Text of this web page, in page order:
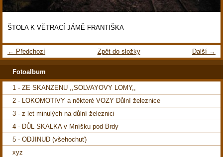
ŠTOLA K VĚTRACÍ JÁMĚ FRANTIŠKA
← Předchozí Další →
Zpět do složky
Fotoalbum
1 - ZE SKANZENU ,,SOLVAYOVY LOMY,,
2 - LOKOMOTIVY a některé VOZY Důlní železnice
3 - z let minulých na důlní železnici
4 - DŮL SKALKA v Mníšku pod Brdy
5 - ODJINUD (všehochuť)
xyz